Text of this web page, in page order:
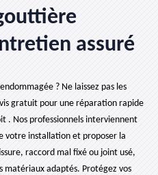
assuré
? Ne laissez pas les
gratuit pour une réparation rapide
. Nos professionnels interviennent
votre installation et proposer la
raccord mal fixé ou joint usé,
matériaux adaptés. Protégez vos